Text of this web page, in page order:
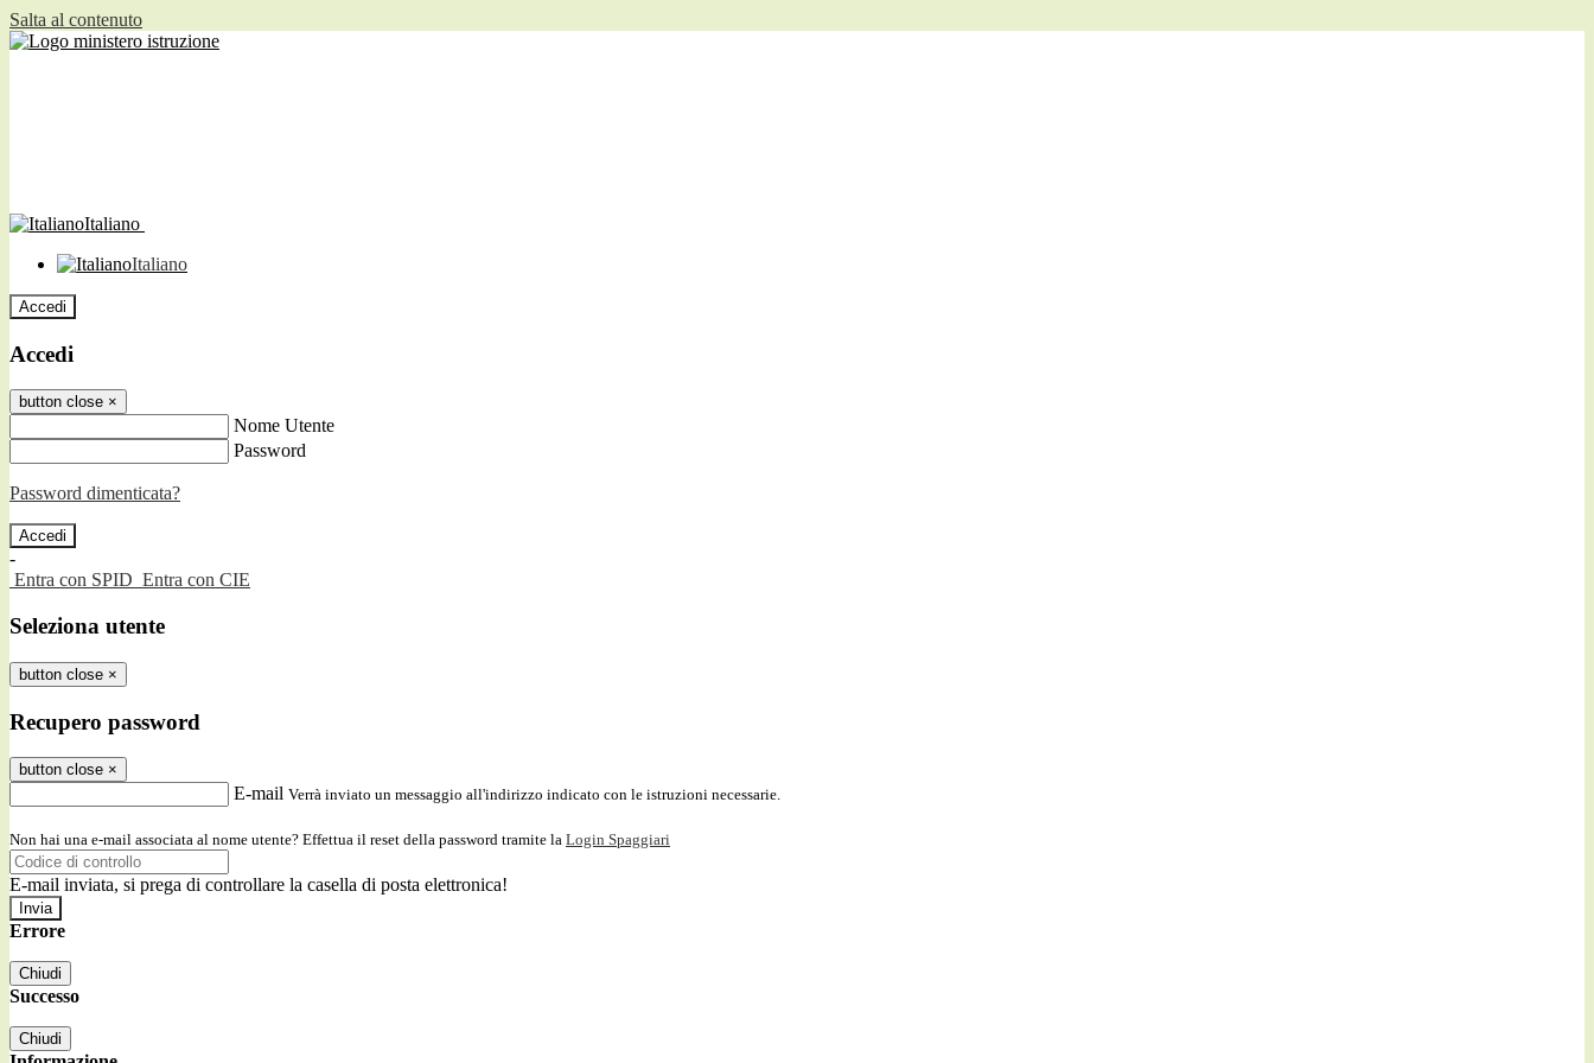
Salta al contenuto
Italiano
Italiano
Accedi
Accedi
button close ×
Nome Utente
Password
Password dimenticata?
-
Entra con SPID Entra con CIE
Seleziona utente
button close ×
Recupero password
button close ×
E-mail Verrà inviato un messaggio all'indirizzo indicato con le istruzioni necessarie.
Non hai una e-mail associata al nome utente? Effettua il reset della password tramite la Login Spaggiari
E-mail inviata, si prega di controllare la casella di posta elettronica!
Errore
Chiudi
Successo
Chiudi